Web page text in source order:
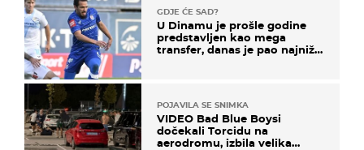
GDJE ĆE SAD?
U Dinamu je prošle godine
predstavljen kao mega
transfer, danas je pao najniže
POJAVILA SE SNIMKA
VIDEO Bad Blue Boysi
dočekali Torcidu na
aerodromu, izbila velika